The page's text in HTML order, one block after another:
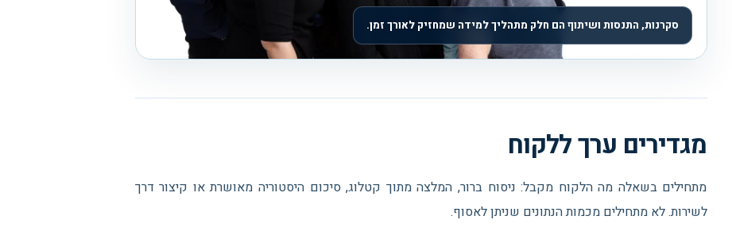
סקרנות, התנסות ושיתוף הם חלק מתהליך למידה שמחזיק לאורך זמן.
מגדירים ערך ללקוח
מתחילים בשאלה מה הלקוח מקבל: ניסוח ברור, המלצה מתוך קטלוג, סיכום היסטוריה מאושרת או קיצור דרך
לשירות. לא מתחילים מכמות הנתונים שניתן לאסוף.